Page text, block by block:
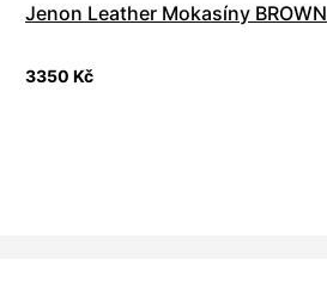
Jenon Leather Mokasíny BROWN
3350 Kč